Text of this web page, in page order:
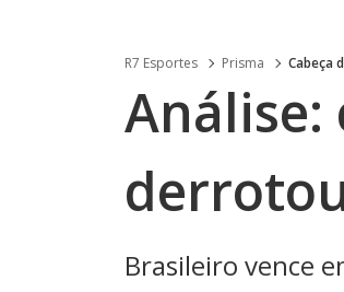
R7 Esportes Prisma Cabeça
Análise:
Brasileiro vence